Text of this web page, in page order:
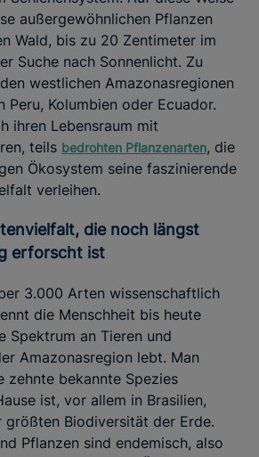
außergewöhnlichen Pflanzen
Wald, bis zu 20 Zentimeter im
Suche nach Sonnenlicht. Zu
westlichen Amazonasregionen
Peru, Kolumbien oder Ecuador.
ihren Lebensraum mit
teils bedrohten Pflanzenarten, die
Ökosystem seine faszinierende
verleihen.
erforscht ist
3.000 Arten wissenschaftlich
die Menschheit bis heute
Spektrum an Tieren und
Amazonasregion lebt. Man
zehnte bekannte Spezies
ist, vor allem in Brasilien,
größten Biodiversität der Erde.
Pflanzen sind endemisch, also